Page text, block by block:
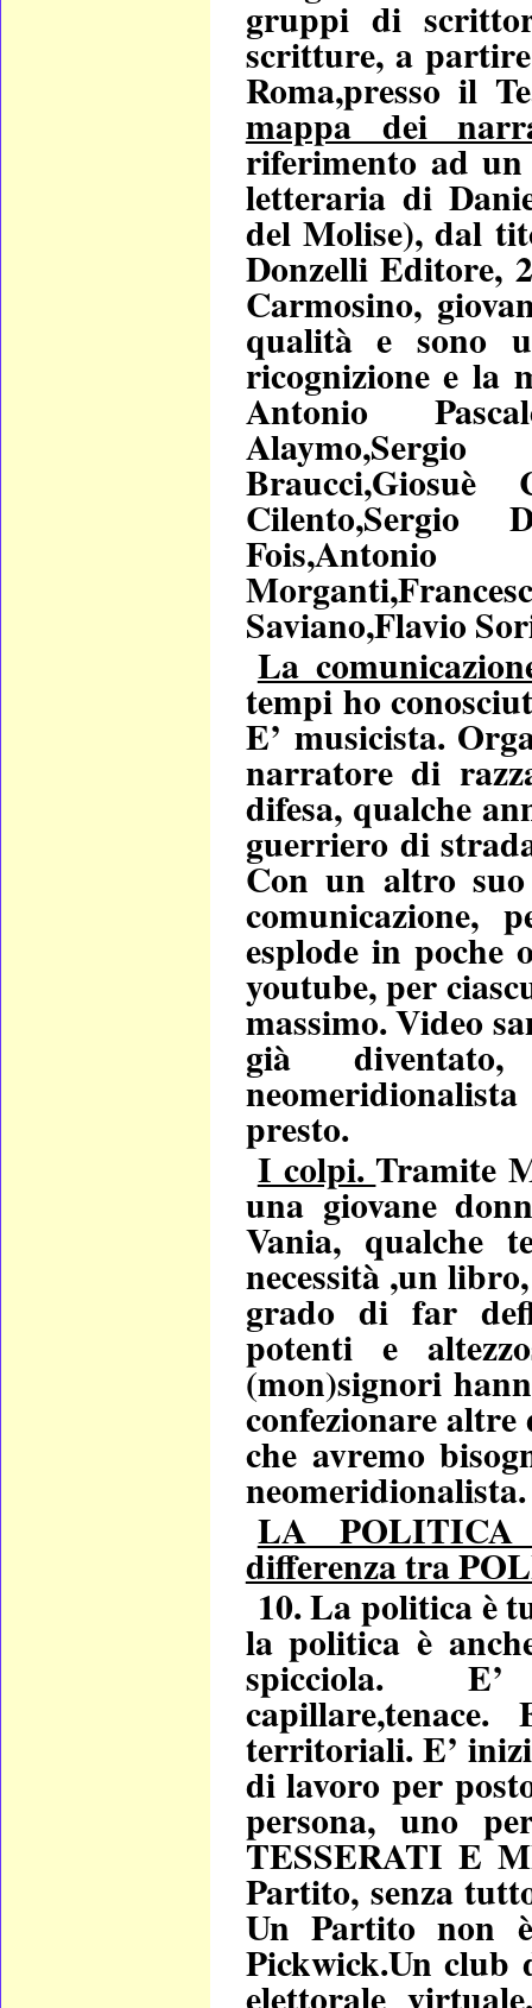
gruppi di
scritture, a
Roma,presso il
mappa dei
riferimento ad
letteraria di
del Molise), dal
Donzelli Editore,
Carmosino,
qualità e sono
ricognizione e la
Antonio
Braucci,Giosuè
Cilento,Sergio
Fois,Antonio
Saviano,Flavio
La
tempi ho
E’ musicista.
narratore di
difesa, qualche
guerriero di
Con un altro
esplode in poche
youtube, per
massimo. Video
già
presto.
I colpi. Tramite
una giovane
Vania, qualche
necessità ,un
grado di far
potenti e
(mon)signori
confezionare altre
che avremo
neomeridionalista.
LA POLITICA
differenza tra
10. La politica è
la politica è
spicciola. E’
capillare,tenace.
territoriali. E’
di lavoro per
persona, uno
TESSERATI E
Partito, senza
Un Partito non
Pickwick.Un club